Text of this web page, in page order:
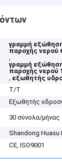
γραμμή
παροχής νερού
,
γραμμή
παροχής νερού
, εξωθητής
T/T
Εξωθητής
30 σύνολα/μήνας
Shandong Huasu
CE, ISO9001